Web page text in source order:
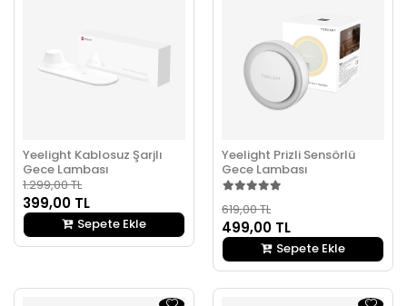
Yeelight Kablosuz Şarjlı
Gece Lambası
1.299,00 TL
399,00 TL
Sepete Ekle
Yeelight Prizli Sensörlü
Gece Lambası
619,00 TL
499,00 TL
Sepete Ekle